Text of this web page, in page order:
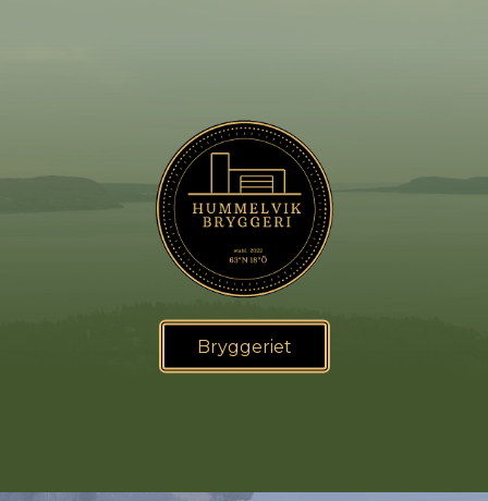
Bryggeriet